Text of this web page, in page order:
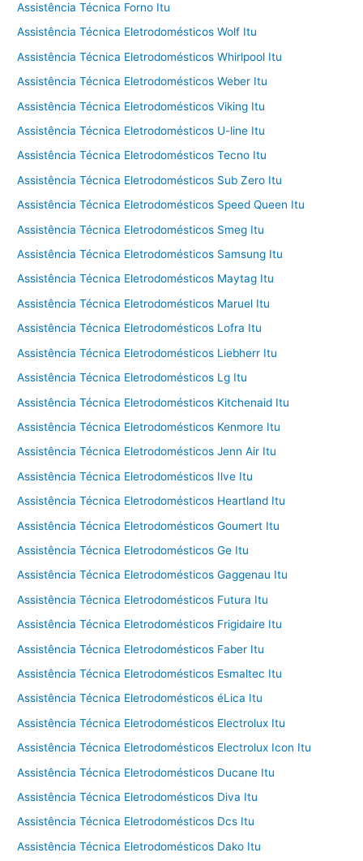
Assistência Técnica Forno Itu
Assistência Técnica Eletrodomésticos Wolf Itu
Assistência Técnica Eletrodomésticos Whirlpool Itu
Assistência Técnica Eletrodomésticos Weber Itu
Assistência Técnica Eletrodomésticos Viking Itu
Assistência Técnica Eletrodomésticos U-line Itu
Assistência Técnica Eletrodomésticos Tecno Itu
Assistência Técnica Eletrodomésticos Sub Zero Itu
Assistência Técnica Eletrodomésticos Speed Queen Itu
Assistência Técnica Eletrodomésticos Smeg Itu
Assistência Técnica Eletrodomésticos Samsung Itu
Assistência Técnica Eletrodomésticos Maytag Itu
Assistência Técnica Eletrodomésticos Maruel Itu
Assistência Técnica Eletrodomésticos Lofra Itu
Assistência Técnica Eletrodomésticos Liebherr Itu
Assistência Técnica Eletrodomésticos Lg Itu
Assistência Técnica Eletrodomésticos Kitchenaid Itu
Assistência Técnica Eletrodomésticos Kenmore Itu
Assistência Técnica Eletrodomésticos Jenn Air Itu
Assistência Técnica Eletrodomésticos Ilve Itu
Assistência Técnica Eletrodomésticos Heartland Itu
Assistência Técnica Eletrodomésticos Goumert Itu
Assistência Técnica Eletrodomésticos Ge Itu
Assistência Técnica Eletrodomésticos Gaggenau Itu
Assistência Técnica Eletrodomésticos Futura Itu
Assistência Técnica Eletrodomésticos Frigidaire Itu
Assistência Técnica Eletrodomésticos Faber Itu
Assistência Técnica Eletrodomésticos Esmaltec Itu
Assistência Técnica Eletrodomésticos éLica Itu
Assistência Técnica Eletrodomésticos Electrolux Itu
Assistência Técnica Eletrodomésticos Electrolux Icon Itu
Assistência Técnica Eletrodomésticos Ducane Itu
Assistência Técnica Eletrodomésticos Diva Itu
Assistência Técnica Eletrodomésticos Dcs Itu
Assistência Técnica Eletrodomésticos Dako Itu